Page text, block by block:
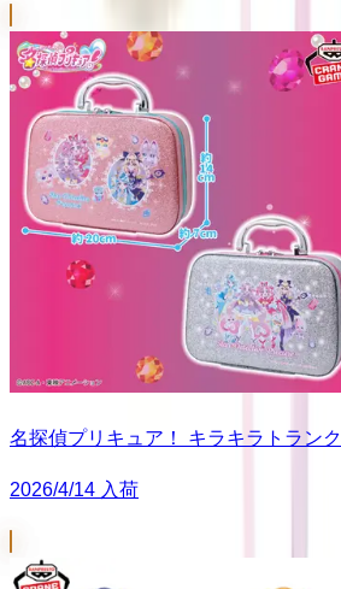
名探偵プリキュア！ キラキラトランク
2026/4/14 入荷